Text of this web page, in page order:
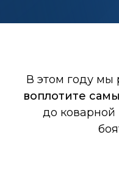
В этом году мы
воплотите
до коварной